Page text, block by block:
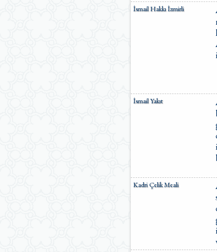
İsmail Hakkı İzmirli
İsmail Yakıt
Kadri Çelik Meali